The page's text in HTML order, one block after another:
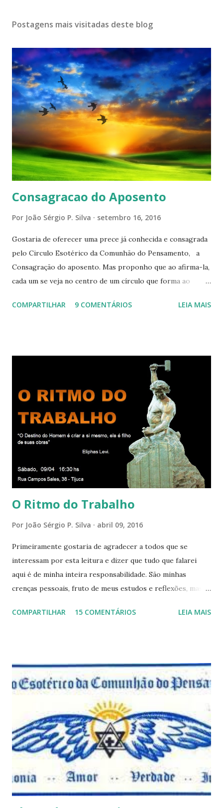
Postagens mais visitadas deste blog
Consagracao do Aposento
Por João Sérgio P. Silva setembro 16, 2016
Gostaria de oferecer uma prece já conhecida e consagrada
pelo Circulo Esotérico da Comunhão do Pensamento, a
Consagração do aposento. Mas proponho que ao afirma-la,
cada um se veja no centro de um círculo que forma ao
cada um de nós mesmos. Um círculo que cresce e se
relacionamos e vai se ampliando e tocando os círculos
iluminados daqueles com que cooperamos, formando um
círculo cada vez maior de Paz e Harmonia. CONSAGRAÇÃO
DO APOSENTO Dentro do Círculo Infinito da Divina
Presença que me envolve inteiramente Afirmo: Há uma só
presença aqui: é a presença da Harmonia, que faz vibrar
todos os corações de Felicidade e Alegria. Quem quer que
aqui entre, sentirá as vibrações da Divina Harmonia. Há uma
só presença aqui: é a...
COMPARTILHAR 9 COMENTÁRIOS LEIA MAIS
O Ritmo do Trabalho
Por João Sérgio P. Silva abril 09, 2016
Primeiramente gostaria de agradecer a todos que se
interessam por esta leitura e dizer que tudo que falarei
aqui é de minha inteira responsabilidade. São minhas
crenças pessoais, fruto de meus estudos e reflexões, mas
porque nem mesmo eu as tenho desta forma. Eu vos
e talvez contraditória a sua própria visão. Durante todo
este mês estaremos debatendo este tema e gostaríamos de
convida-lo a deixar seus comentários e reflexões no final
do texto clicando em novo comentário e acompanhar as
respostas e sugestões dos demais. Não estranhem o fato
de que teremos mais perguntas do que respostas, mais
reflexões do que formulações prontas, pois as perguntas
parecem contribuir mais para o aprendizado do que as
afirmações. Quem de nós pode de fato afirmar alguma coi...
COMPARTILHAR 15 COMENTÁRIOS LEIA MAIS